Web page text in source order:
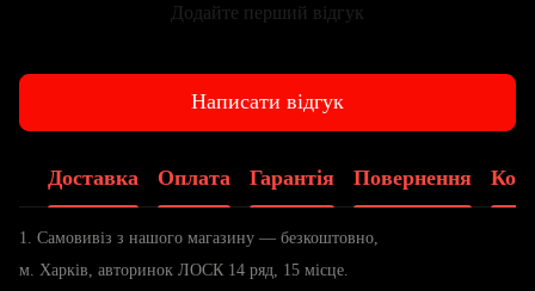
Додайте перший відгук
Написати відгук
Доставка Оплата Гарантія Повернення
1. Самовивіз з нашого магазину — безкоштовно,
м. Харків, авторинок ЛОСК 14 ряд, 15 місце.